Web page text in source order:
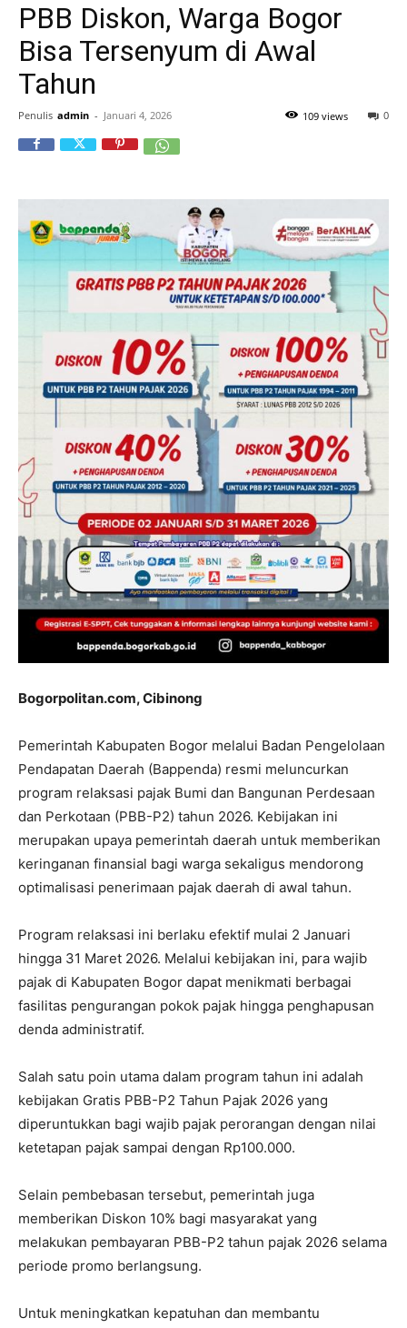
PBB Diskon, Warga Bogor
Bisa Tersenyum di Awal
Tahun
Penulis admin - Januari 4, 2026 0
109 views
Bogorpolitan.com, Cibinong
Pemerintah Kabupaten Bogor melalui Badan Pengelolaan
Pendapatan Daerah (Bappenda) resmi meluncurkan
program relaksasi pajak Bumi dan Bangunan Perdesaan
dan Perkotaan (PBB-P2) tahun 2026. Kebijakan ini
merupakan upaya pemerintah daerah untuk memberikan
keringanan finansial bagi warga sekaligus mendorong
optimalisasi penerimaan pajak daerah di awal tahun.
Program relaksasi ini berlaku efektif mulai 2 Januari
hingga 31 Maret 2026. Melalui kebijakan ini, para wajib
pajak di Kabupaten Bogor dapat menikmati berbagai
fasilitas pengurangan pokok pajak hingga penghapusan
denda administratif.
Salah satu poin utama dalam program tahun ini adalah
kebijakan Gratis PBB-P2 Tahun Pajak 2026 yang
diperuntukkan bagi wajib pajak perorangan dengan nilai
ketetapan pajak sampai dengan Rp100.000.
Selain pembebasan tersebut, pemerintah juga
memberikan Diskon 10% bagi masyarakat yang
melakukan pembayaran PBB-P2 tahun pajak 2026 selama
periode promo berlangsung.
Untuk meningkatkan kepatuhan dan membantu